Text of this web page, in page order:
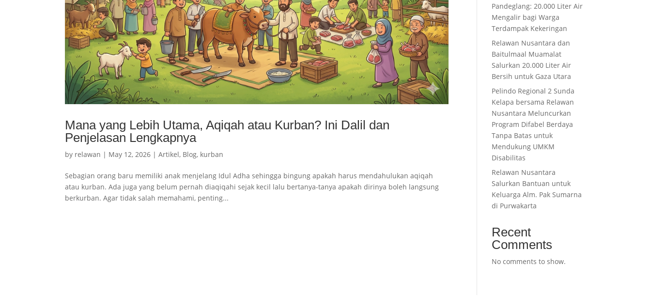
Mana yang Lebih Utama, Aqiqah atau Kurban? Ini Dalil dan
Penjelasan Lengkapnya
by relawan | May 12, 2026 |Artikel, Blog, kurban
Sebagian orang baru memiliki anak menjelang Idul Adha sehingga bingung apakah harus mendahulukan aqiqah
atau kurban. Ada juga yang belum pernah diaqiqahi sejak kecil lalu bertanya-tanya apakah dirinya boleh langsung
berkurban. Agar tidak salah memahami, penting...
Pandeglang: 20.000 Liter Air
Mengalir bagi Warga
Terdampak Kekeringan
Relawan Nusantara dan
Baitulmaal Muamalat
Salurkan 20.000 Liter Air
Bersih untuk Gaza Utara
Pelindo Regional 2 Sunda
Kelapa bersama Relawan
Nusantara Meluncurkan
Program Difabel Berdaya
Tanpa Batas untuk
Mendukung UMKM
Disabilitas
Relawan Nusantara
Salurkan Bantuan untuk
Keluarga Alm. Pak Sumarna
di Purwakarta
Recent
Comments
No comments to show.